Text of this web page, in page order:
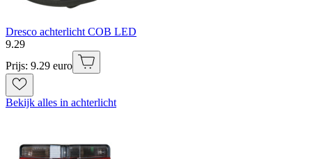
Dresco achterlicht COB LED
9.29
Prijs: 9.29 euro
Bekijk alles in achterlicht